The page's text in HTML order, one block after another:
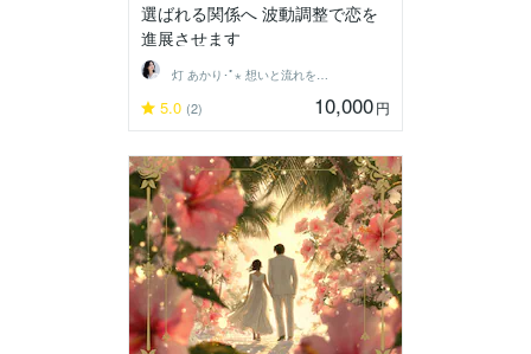
選ばれる関係へ 波動調整で恋を
進展させます
5.0 (2) 10,000円